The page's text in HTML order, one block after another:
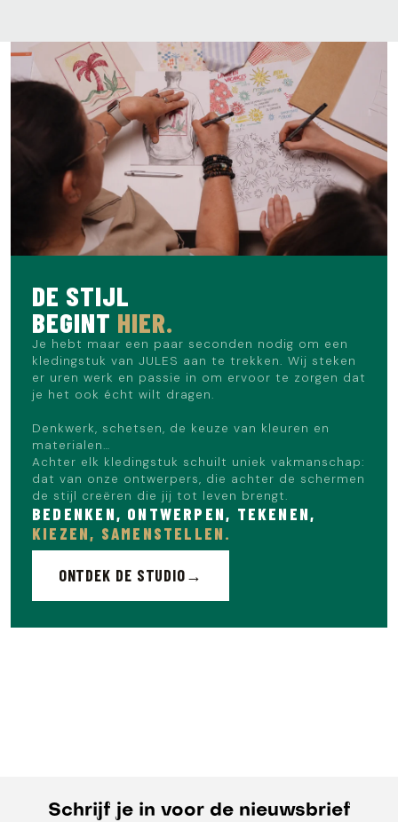
DE STIJL
BEGINT HIER.
Je hebt maar een paar seconden nodig om een
kledingstuk van JULES aan te trekken. Wij steken
er uren werk en passie in om ervoor te zorgen dat
je het ook écht wilt dragen.
Denkwerk, schetsen, de keuze van kleuren en
materialen…
Achter elk kledingstuk schuilt uniek vakmanschap:
dat van onze ontwerpers, die achter de schermen
de stijl creëren die jij tot leven brengt.
BEDENKEN, ONTWERPEN, TEKENEN,
KIEZEN, SAMENSTELLEN.
ONTDEK DE STUDIO
Schrijf je in voor de nieuwsbrief